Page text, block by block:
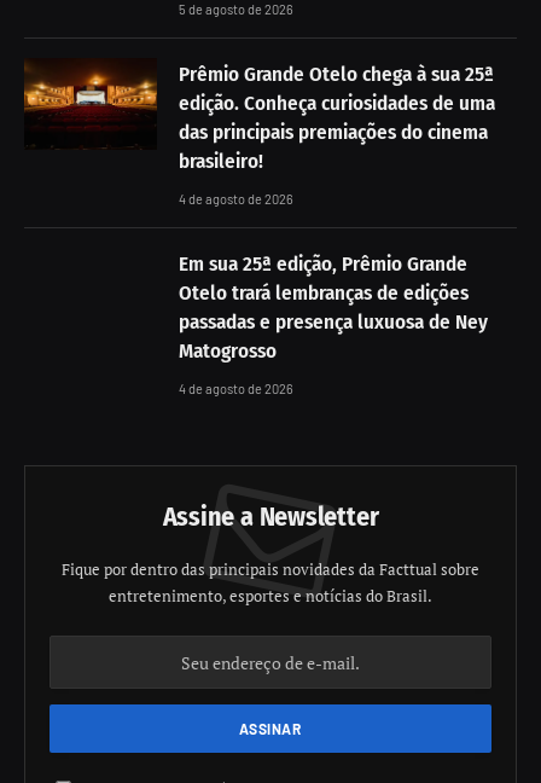
5 de agosto de 2026
Prêmio Grande Otelo chega à sua 25ª
edição. Conheça curiosidades de uma
das principais premiações do cinema
brasileiro!
4 de agosto de 2026
Em sua 25ª edição, Prêmio Grande
Otelo trará lembranças de edições
passadas e presença luxuosa de Ney
Matogrosso
4 de agosto de 2026
Assine a Newsletter
Fique por dentro das principais novidades da Facttual sobre
entretenimento, esportes e notícias do Brasil.